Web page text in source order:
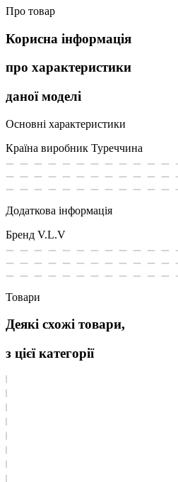
Про товар
Корисна інформація
про характеристики
даної моделі
Основні характеристики
Країна виробник Туреччина
Додаткова інформація
Бренд V.L.V
Товари
Деякі схожі товари,
з цієї категорії